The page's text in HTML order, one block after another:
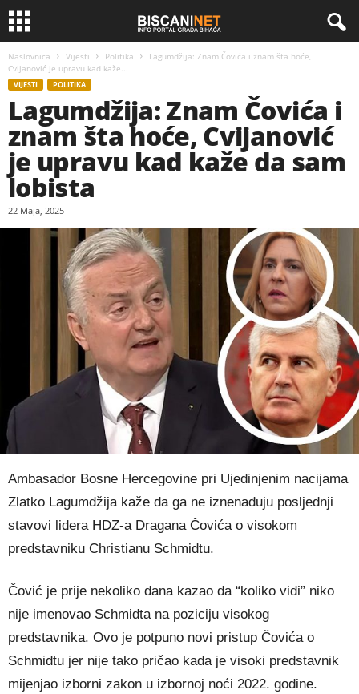
Naslovnica Vijesti Politika
Lagumdžija: Znam Čovića i znam šta hoće,
Cvijanović je upravu kad kaže...
VIJESTI POLITIKA
Lagumdžija: Znam Čovića i
znam šta hoće, Cvijanović
je upravu kad kaže da sam
lobista
22 Maja, 2025
Ambasador Bosne Hercegovine pri Ujedinjenim nacijama
Zlatko Lagumdžija kaže da ga ne iznenađuju posljednji
stavovi lidera HDZ-a Dragana Čovića o visokom
predstavniku Christianu Schmidtu.
Čović je prije nekoliko dana kazao da “koliko vidi” niko
nije imenovao Schmidta na poziciju visokog
predstavnika. Ovo je potpuno novi pristup Čovića o
Schmidtu jer nije tako pričao kada je visoki predstavnik
mijenjao izborni zakon u izbornoj noći 2022. godine.